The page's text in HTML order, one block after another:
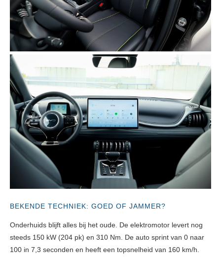
BEKENDE TECHNIEK: GOED OF JAMMER?
Onderhuids blijft alles bij het oude. De elektromotor levert nog
steeds 150 kW (204 pk) en 310 Nm. De auto sprint van 0 naar
100 in 7,3 seconden en heeft een topsnelheid van 160 km/h.